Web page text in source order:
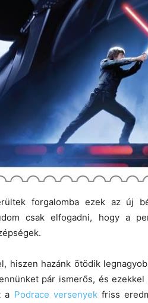
forgalomba ezek az új
csak elfogadni, hogy a
hiszen hazánk ötödik
pár ismerős, és
a Podrace versenyekfriss